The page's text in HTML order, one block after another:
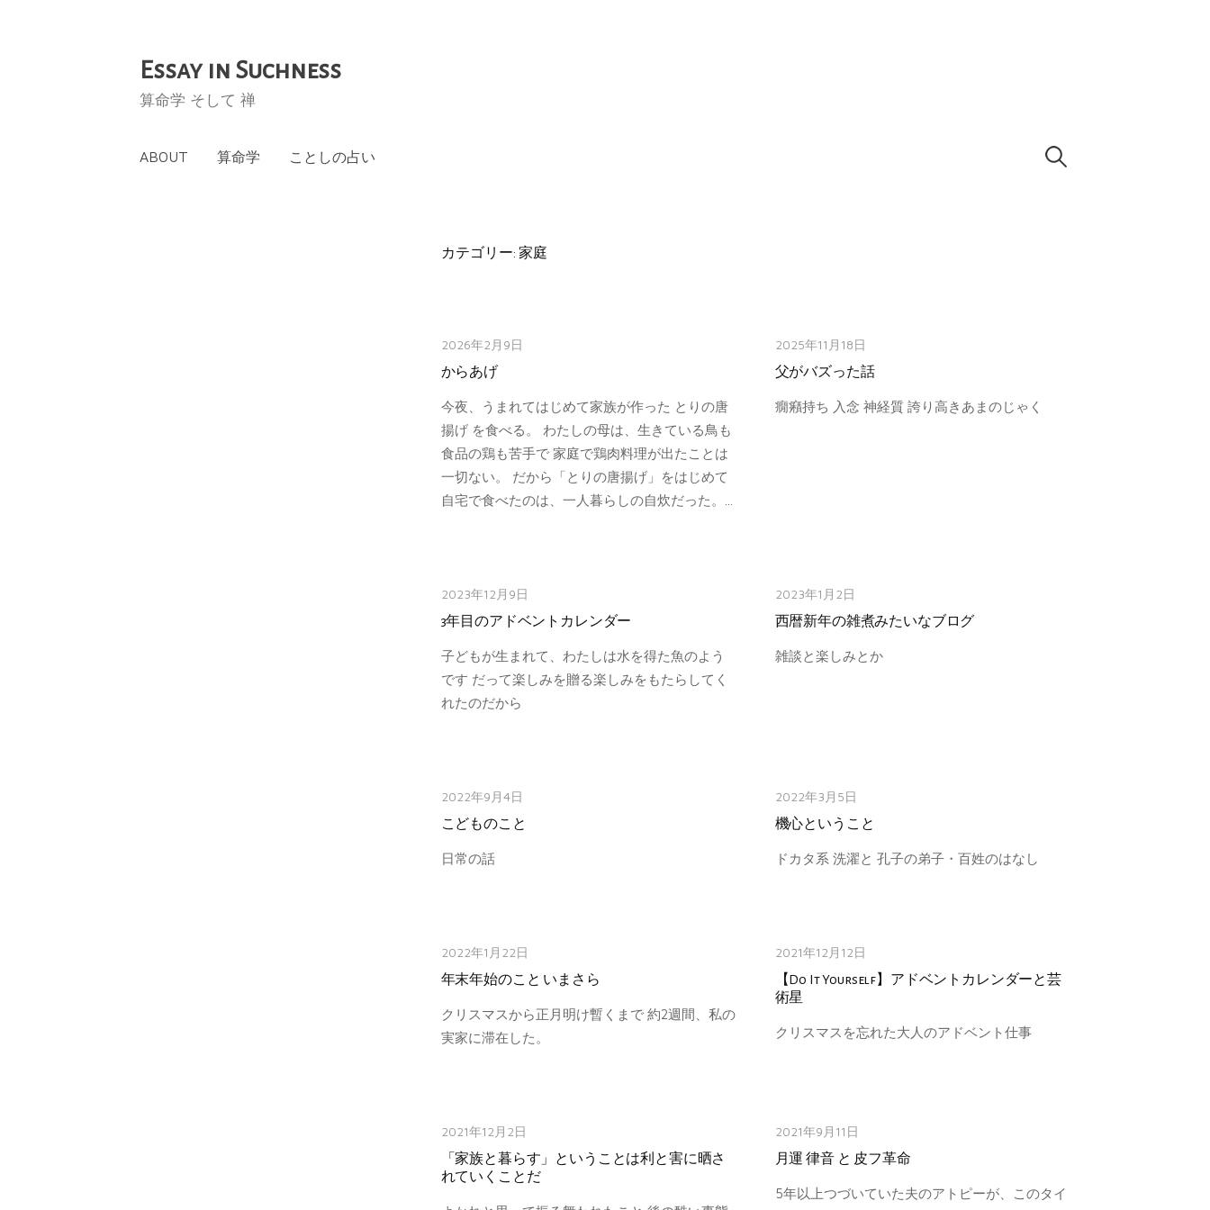
コ
ン
ン
Essay in Suchness
算命学 そして 禅
ABOUT 算命学 ことしの占い 検
カテゴリー: 家庭
2026年2月9日
からあげ
今夜、うまれてはじめて家族が作った とりの唐
揚げ を食べる。 わたしの母は、生きている鳥も
食品の鶏も苦手で 家庭で鶏肉料理が出たことは
一切ない。 だから「とりの唐揚げ」をはじめて
自宅で食べたのは、一人暮らしの自炊だった。...
2025年11月18日
父がバズった話
癇癪持ち 入念 神経質 誇り高きあまのじゃく
2023年12月9日
3年目のアドベントカレンダー
子どもが生まれて、わたしは水を得た魚のよう
です だって楽しみを贈る楽しみをもたらしてく
れたのだから
2023年1月2日
西暦新年の雑煮みたいなブログ
雑談と楽しみとか
2022年9月4日
こどものこと
日常の話
2022年3月5日
機心ということ
ドカタ系 洗濯と 孔子の弟子・百姓のはなし
2022年1月22日
年末年始のこと いまさら
クリスマスから正月明け暫くまで 約2週間、私の
実家に滞在した。
2021年12月12日
【Do It Yourself】アドベントカレンダーと芸
術星
クリスマスを忘れた大人のアドベント仕事
2021年12月2日
「家族と暮らす」ということは利と害に晒さ
れていくことだ
2021年9月11日
月運 律音 と 皮フ革命
5年以上つづいていた夫のアトピーが、このタイ